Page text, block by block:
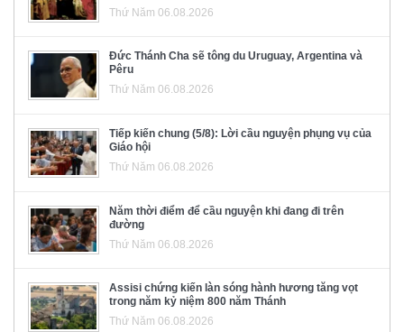
Thứ Năm 06.08.2026
Đức Thánh Cha sẽ tông du Uruguay, Argentina và
Pêru
Thứ Năm 06.08.2026
Tiếp kiến chung (5/8): Lời cầu nguyện phụng vụ của
Giáo hội
Thứ Năm 06.08.2026
Năm thời điểm để cầu nguyện khi đang đi trên
đường
Thứ Năm 06.08.2026
Assisi chứng kiến làn sóng hành hương tăng vọt
trong năm kỷ niệm 800 năm Thánh
Thứ Năm 06.08.2026